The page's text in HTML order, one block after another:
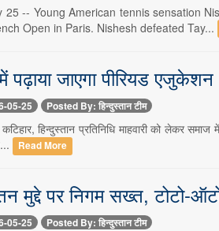
25 -- Young American tennis sensation
Open in Paris. Nishesh defeated Tay...
जाएगा पीरियड एजुकेशन
05-25 Posted By: हिन्दुस्तान टीम
हिन्दुस्तान प्रतिनिधि माहवारी को लेकर
Read More
मुद्दे पर निगम सख्त, टोटो-
05-25 Posted By: हिन्दुस्तान टीम